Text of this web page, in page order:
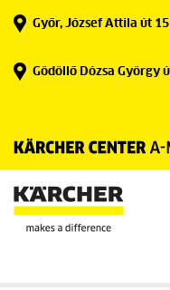
Győr, József Attila út
Gödöllő Dózsa György